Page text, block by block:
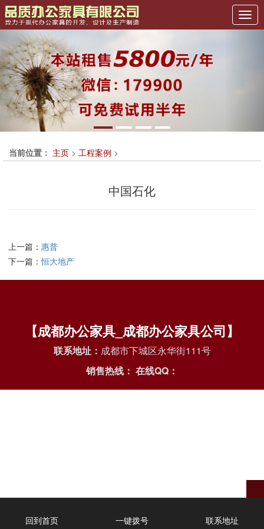
Previous
当前位置： 主页 > 工程案例 >
中国石化
上一篇： 惠普
下一篇：恒大地产
【成都办公家具_成都办公家具公司】
联系地址： 成都市下城区永华街111号
销售热线： 在线QQ：
回到首页 一键拨号 联系地址